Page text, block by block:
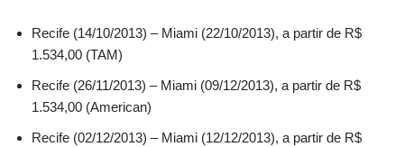
Recife (14/10/2013) – Miami (22/10/2013), a partir de R$
1.534,00 (TAM)
Recife (26/11/2013) – Miami (09/12/2013), a partir de R$
1.534,00 (American)
Recife (02/12/2013) – Miami (12/12/2013), a partir de R$